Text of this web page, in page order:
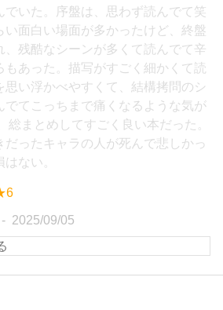
でいた。序盤は、思わず読んでて笑
い面白い場面が多かったけど、終盤
、残酷なシーンが多くて読んでて辛
もあった。描写がすごく細かくて読
思い浮かべやすくて、結構拷問のシ
でてこっちまで痛くなるような気が
総まとめしてすごく良い本だった。
だったキャラの人が死んで悲しかっ
ない。
2025/09/05